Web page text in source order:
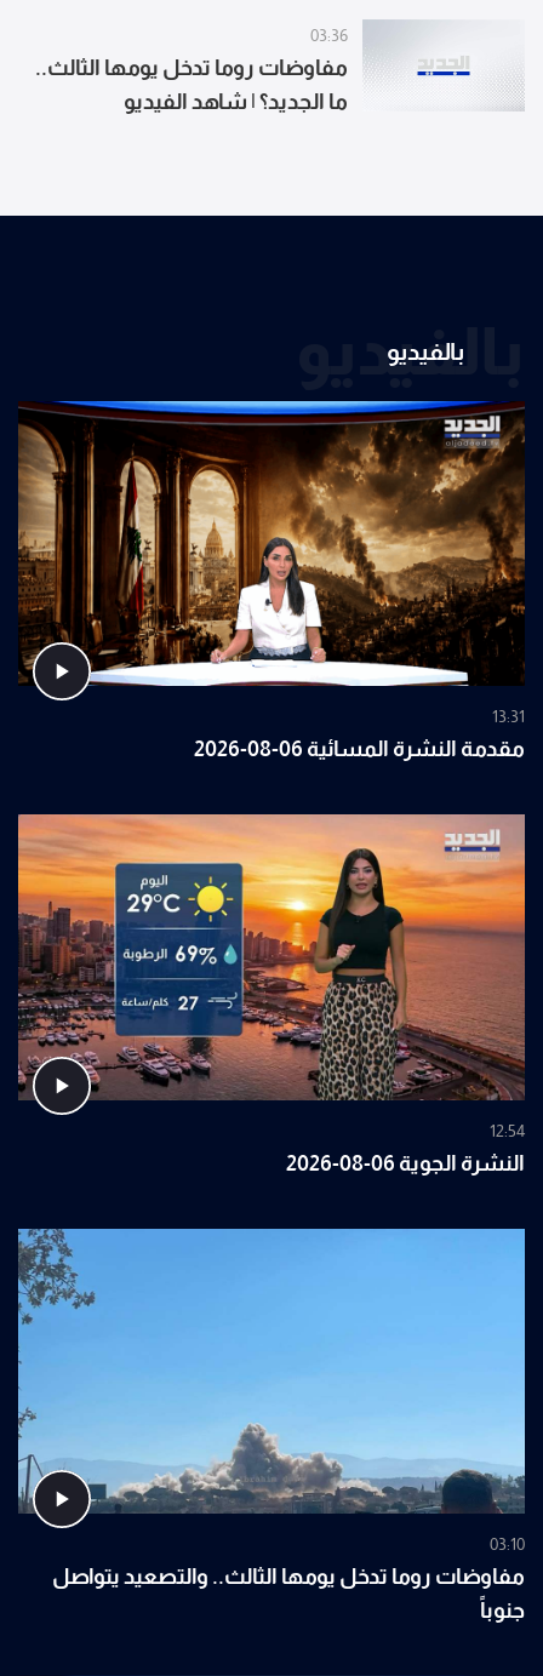
03:36
مفاوضات روما تدخل يومها الثالث..
ما الجديد؟ | شاهد الفيديو
بالفيديو
بالفيديو
13:31
مقدمة النشرة المسائية 06-08-2026
12:54
النشرة الجوية 06-08-2026
03:10
مفاوضات روما تدخل يومها الثالث.. والتصعيد يتواصل
جنوباً